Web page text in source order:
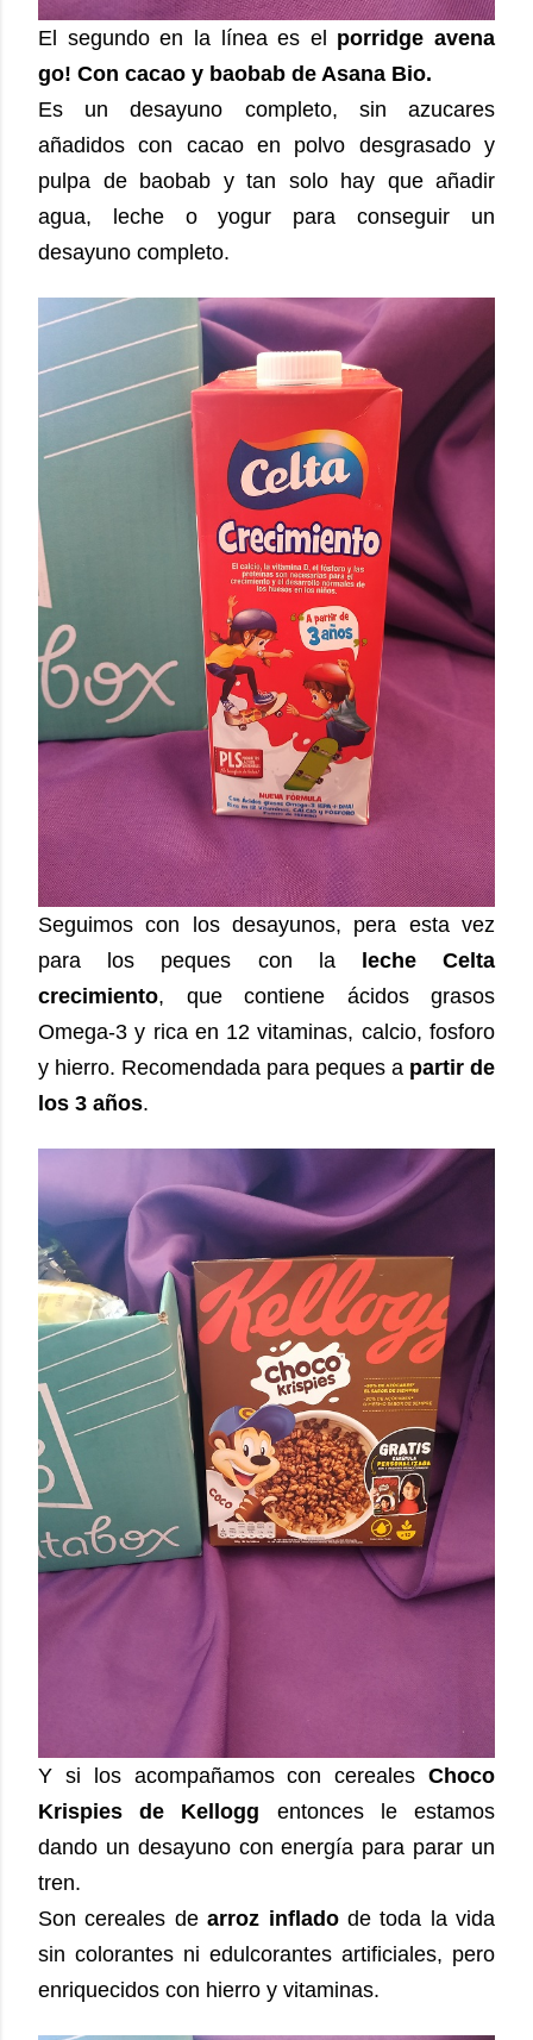
El segundo en la línea es el porridge avena
go! Con cacao y baobab de Asana Bio.
Es un desayuno completo, sin azucares
añadidos con cacao en polvo desgrasado y
pulpa de baobab y tan solo hay que añadir
agua, leche o yogur para conseguir un
desayuno completo.
Seguimos con los desayunos, pera esta vez
para los peques con la
leche Celta
crecimiento, que contiene ácidos grasos
Omega-3 y rica en 12 vitaminas, calcio, fosforo
y hierro. Recomendada para peques a partir de
los 3 años.
Y si los acompañamos con cereales Choco
Krispies de Kellogg entonces le estamos
dando un desayuno con energía para parar un
tren.
Son cereales dearroz infladode toda la vida
sin colorantes ni edulcorantes artificiales, pero
enriquecidos con hierro y vitaminas.